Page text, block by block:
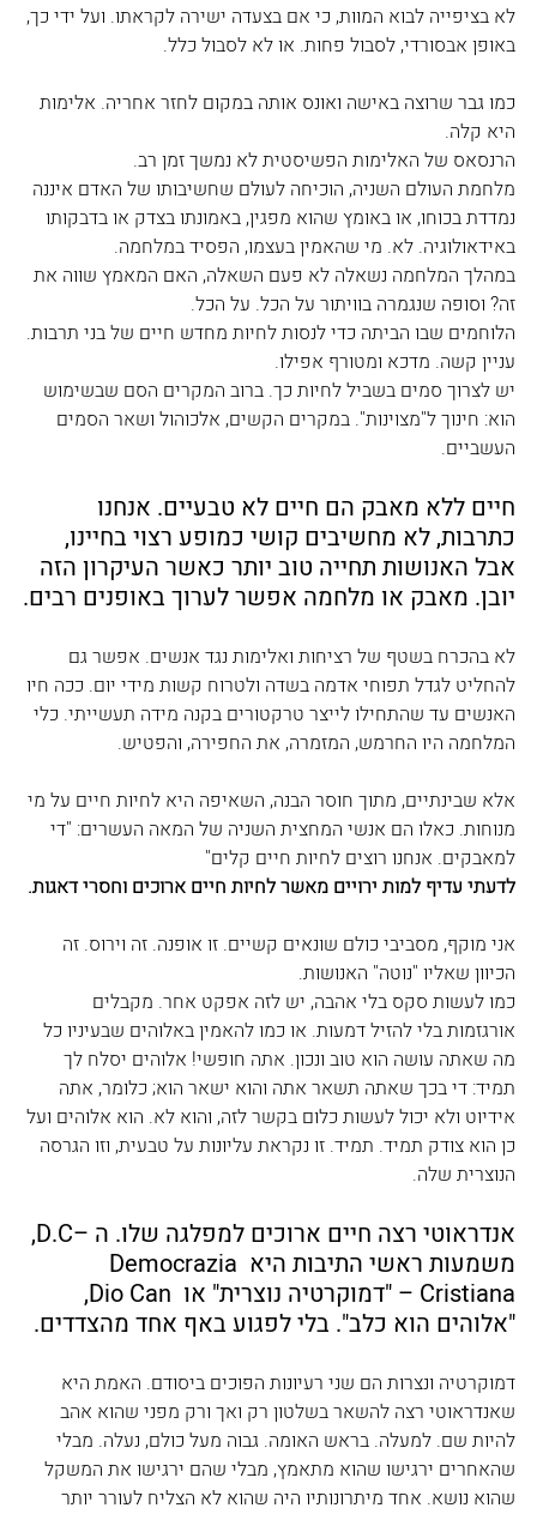
לא בציפייה לבוא המוות, כי אם בצעדה ישירה לקראתו. ועל ידי כך,
באופן אבסורדי, לסבול פחות. או לא לסבול כלל.
כמו גבר שרוצה באישה ואונס אותה במקום לחזר אחריה. אלימות
היא קלה.
הרנסאס של האלימות הפשיסטית לא נמשך זמן רב.
מלחמת העולם השניה, הוכיחה לעולם שחשיבותו של האדם איננה
נמדדת בכוחו, או באומץ שהוא מפגין, באמונתו בצדק או בדבקותו
באידאולוגיה. לא. מי שהאמין בעצמו, הפסיד במלחמה.
במהלך המלחמה נשאלה לא פעם השאלה, האם המאמץ שווה את
זה? וסופה שנגמרה בוויתור על הכל. על הכל.
הלוחמים שבו הביתה כדי לנסות לחיות מחדש חיים של בני תרבות.
עניין קשה. מדכא ומטורף אפילו.
יש לצרוך סמים בשביל לחיות כך. ברוב המקרים הסם שבשימוש
הוא: חינוך ל"מצוינות". במקרים הקשים, אלכוהול ושאר הסמים
העשביים.
חיים ללא מאבק הם חיים לא טבעיים. אנחנו
כתרבות, לא מחשיבים קושי כמופע רצוי בחיינו,
אבל האנושות תחייה טוב יותר כאשר העיקרון הזה
יובן. מאבק או מלחמה אפשר לערוך באופנים רבים.
לא בהכרח בשטף של רציחות ואלימות נגד אנשים. אפשר גם
להחליט לגדל תפוחי אדמה בשדה ולטרוח קשות מידי יום. ככה חיו
האנשים עד שהתחילו לייצר טרקטורים בקנה מידה תעשייתי. כלי
המלחמה היו החרמש, המזמרה, את החפירה, והפטיש.
אלא שבינתיים, מתוך חוסר הבנה, השאיפה היא לחיות חיים על מי
מנוחות. כאלו הם אנשי המחצית השניה של המאה העשרים: "די
למאבקים. אנחנו רוצים לחיות חיים קלים"
לדעתי עדיף למות ירויים מאשר לחיות חיים ארוכים וחסרי דאגות.
אני מוקף, מסביבי כולם שונאים קשיים. זו אופנה. זה וירוס. זה
הכיוון שאליו "נוטה" האנושות.
כמו לעשות סקס בלי אהבה, יש לזה אפקט אחר. מקבלים
אורגזמות בלי להזיל דמעות. או כמו להאמין באלוהים שבעיניו כל
מה שאתה עושה הוא טוב ונכון. אתה חופשי! אלוהים יסלח לך
תמיד: די בכך שאתה תשאר אתה והוא ישאר הוא; כלומר, אתה
אידיוט ולא יכול לעשות כלום בקשר לזה, והוא לא. הוא אלוהים ועל
כן הוא צודק תמיד. תמיד. זו נקראת עליונות על טבעית, וזו הגרסה
הנוצרית שלה.
אנדראוטי רצה חיים ארוכים למפלגה שלו. ה –D.C,
משמעות ראשי התיבות היא Democrazia
Cristiana – "דמוקרטיה נוצרית" או  Dio Can,
"אלוהים הוא כלב". בלי לפגוע באף אחד מהצדדים.
דמוקרטיה ונצרות הם שני רעיונות הפוכים ביסודם. האמת היא
שאנדראוטי רצה להשאר בשלטון רק ואך ורק מפני שהוא אהב
להיות שם. למעלה. בראש האומה. גבוה מעל כולם, נעלה. מבלי
שהאחרים ירגישו שהוא מתאמץ, מבלי שהם ירגישו את המשקל
שהוא נושא. אחד מיתרונותיו היה שהוא לא הצליח לעורר יותר